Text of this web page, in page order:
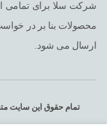
شرکت سلا برای تمامی
ارسال می شود.
تمام حقوق این سایت